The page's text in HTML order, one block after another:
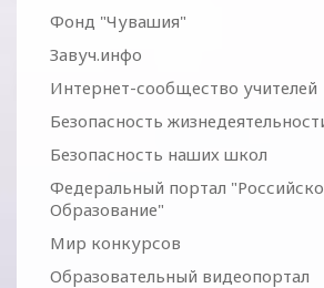
Фонд "Чувашия"
Завуч.инфо
Интернет-сообщество учителей
Безопасность
Безопасность наших школ
Федеральный портал
Образование"
Мир конкурсов
Образовательный видеопортал